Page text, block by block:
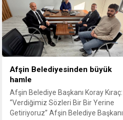
Afşin Belediyesinden büyük
hamle
Afşin Belediye Başkanı Koray Kıraç:
“Verdiğimiz Sözleri Bir Bir Yerine
Getiriyoruz” Afşin Belediye Başkanı